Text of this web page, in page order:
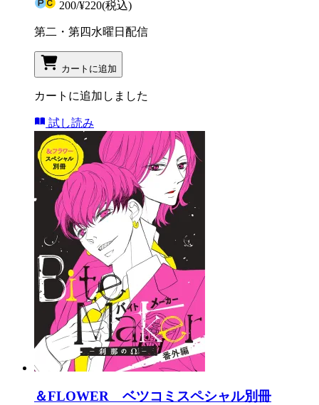
200/¥220(税込)
第二・第四水曜日配信
カートに追加
カートに追加しました
試し読み
＆FLOWER ベツコミスペシャル別冊